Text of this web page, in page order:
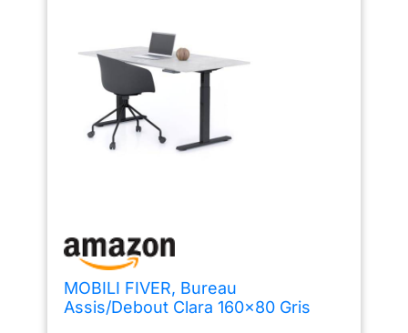
MOBILI FIVER, Bureau
Assis/Debout Clara 160x80 Gris